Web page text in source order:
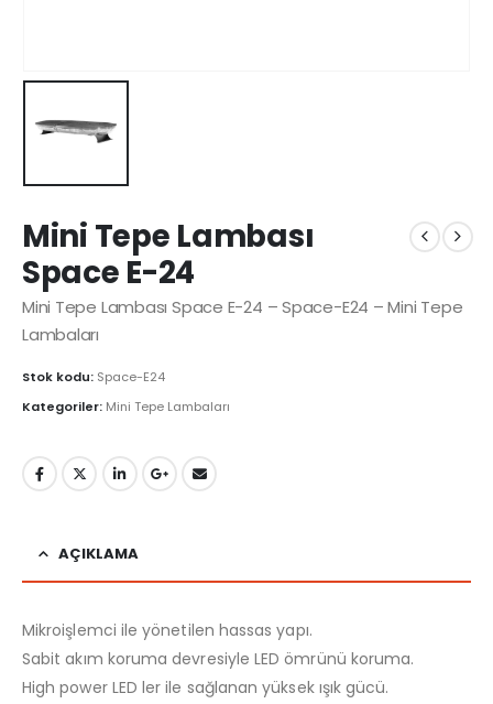
Mini Tepe Lambası
Space E-24
Mini Tepe Lambası Space E-24 – Space-E24 – Mini Tepe
Lambaları
Stok kodu: Space-E24
Kategoriler: Mini Tepe Lambaları
AÇIKLAMA
Mikroişlemci ile yönetilen hassas yapı.
Sabit akım koruma devresiyle LED ömrünü koruma.
High power LED ler ile sağlanan yüksek ışık gücü.